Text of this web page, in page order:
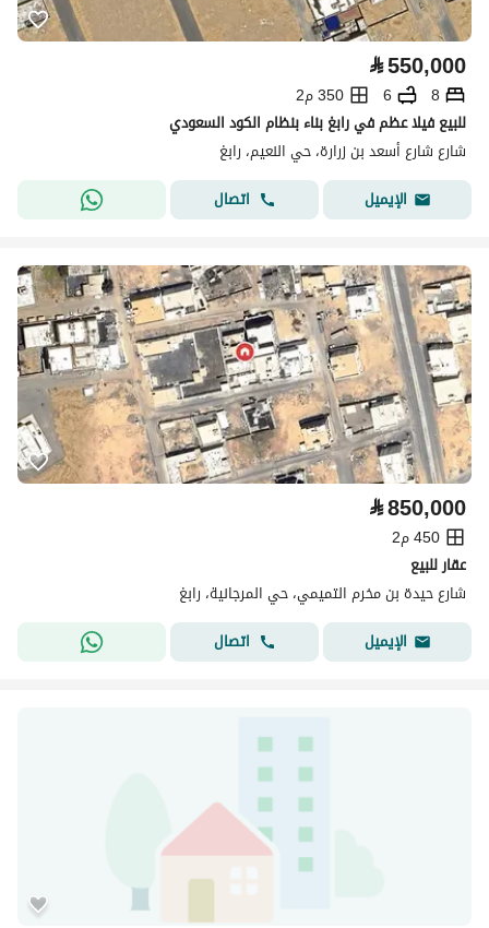
⃁550,000
8
6
350 م2
للبيع فيلا عظم في رابغ بناء بنظام الكود السعودي
شارع شارع أسعد بن زرارة، حي النعيم، رابغ
الإيميل
اتصال
⃁850,000
450 م2
عقار للبيع
شارع حيدة بن مخرم التميمي، حي المرجانية، رابغ
الإيميل
اتصال